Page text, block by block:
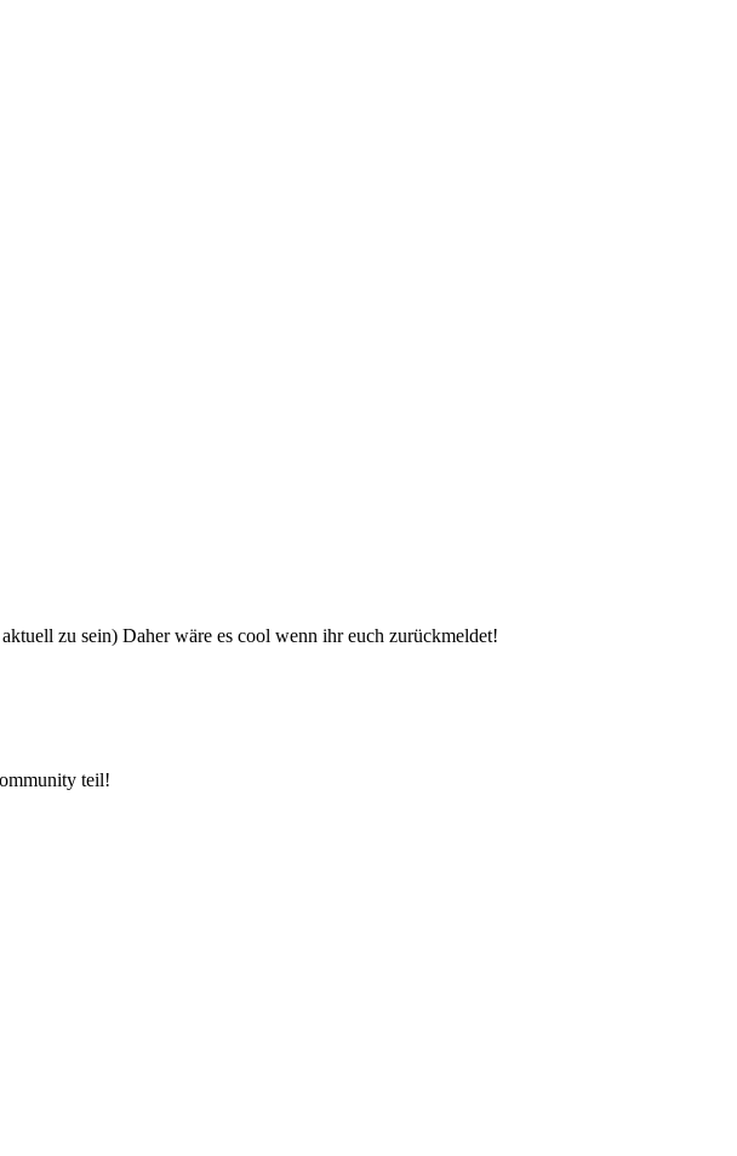
zu sein) Daher wäre es cool wenn ihr euch zurückmeldet!
teil!